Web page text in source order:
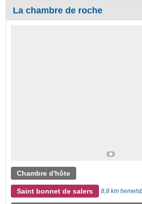
La chambre de roche
Chambre d'hôte
Saint bonnet de salers 8,8 km